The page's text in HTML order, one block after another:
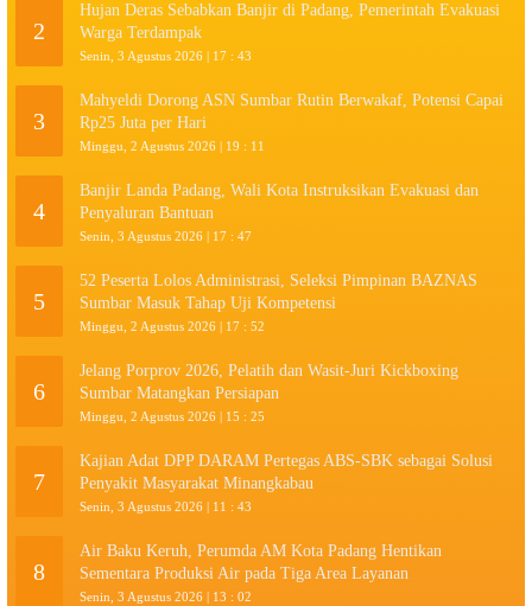
2
Hujan Deras Sebabkan Banjir di Padang, Pemerintah Evakuasi
Warga Terdampak
Senin, 3 Agustus 2026 | 17 : 43
3
Mahyeldi Dorong ASN Sumbar Rutin Berwakaf, Potensi Capai
Rp25 Juta per Hari
Minggu, 2 Agustus 2026 | 19 : 11
4
Banjir Landa Padang, Wali Kota Instruksikan Evakuasi dan
Penyaluran Bantuan
Senin, 3 Agustus 2026 | 17 : 47
5
52 Peserta Lolos Administrasi, Seleksi Pimpinan BAZNAS
Sumbar Masuk Tahap Uji Kompetensi
Minggu, 2 Agustus 2026 | 17 : 52
6
Jelang Porprov 2026, Pelatih dan Wasit-Juri Kickboxing
Sumbar Matangkan Persiapan
Minggu, 2 Agustus 2026 | 15 : 25
7
Kajian Adat DPP DARAM Pertegas ABS-SBK sebagai Solusi
Penyakit Masyarakat Minangkabau
Senin, 3 Agustus 2026 | 11 : 43
8
Air Baku Keruh, Perumda AM Kota Padang Hentikan
Sementara Produksi Air pada Tiga Area Layanan
Senin, 3 Agustus 2026 | 13 : 02